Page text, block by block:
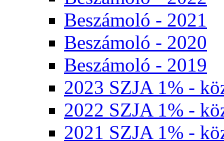
Beszámoló - 2021
Beszámoló - 2020
Beszámoló - 2019
2023 SZJA 1% -
2022 SZJA 1% -
2021 SZJA 1% -